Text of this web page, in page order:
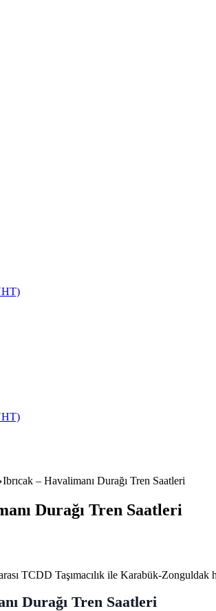
Ibrıcak – Havalimanı Durağı Tren Saatleri
Durağı Tren Saatleri
TCDD Taşımacılık ile Karabük-
Durağı Tren Saatleri